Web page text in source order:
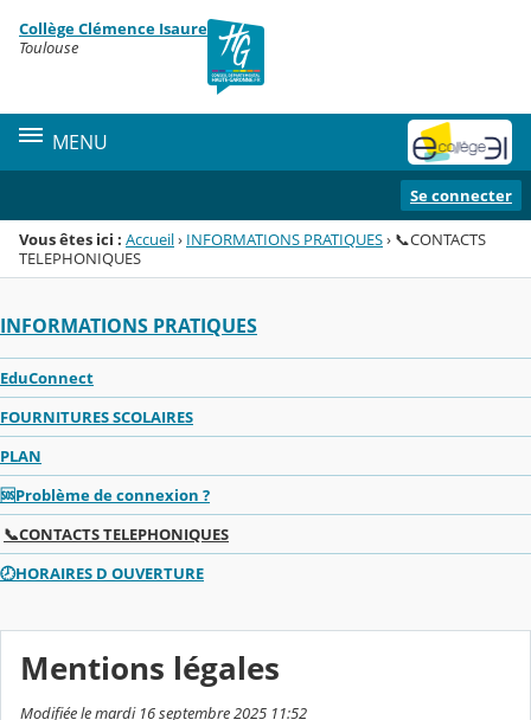
Menu de la rubrique
Contenu
Collège Clémence Isaure
Toulouse
MENU
Se connecter
Vous êtes ici : Accueil› INFORMATIONS PRATIQUES› 📞CONTACTS
TELEPHONIQUES
INFORMATIONS PRATIQUES
EduConnect
FOURNITURES SCOLAIRES
PLAN
🆘Problème de connexion ?
📞CONTACTS TELEPHONIQUES
🕗HORAIRES D OUVERTURE
Mentions légales
Modifiée le mardi 16 septembre 2025 11:52